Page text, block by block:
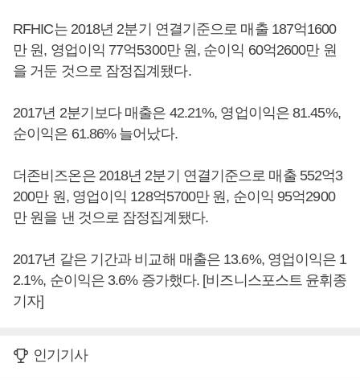
RFHIC는 2018년 2분기 연결기준으로 매출 187억1600
만 원, 영업이익 77억5300만 원, 순이익 60억2600만 원
을 거둔 것으로 잠정집계됐다.
2017년 2분기보다 매출은 42.21%, 영업이익은 81.45%,
순이익은 61.86% 늘어났다.
더존비즈온은 2018년 2분기 연결기준으로 매출 552억3
200만 원, 영업이익 128억5700만 원, 순이익 95억2900
만 원을 낸 것으로 잠정집계됐다.
2017년 같은 기간과 비교해 매출은 13.6%, 영업이익은 1
2.1%, 순이익은 3.6% 증가했다. [비즈니스포스트 윤휘종
기자]
인기기사